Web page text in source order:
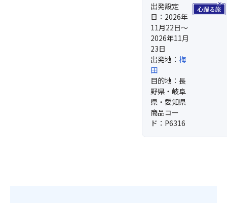
出発設定
日：2026年
11月22日～
2026年11月
23日
出発地： 梅
田
目的地：長
野県・岐阜
県・愛知県
商品コー
ド：P6316